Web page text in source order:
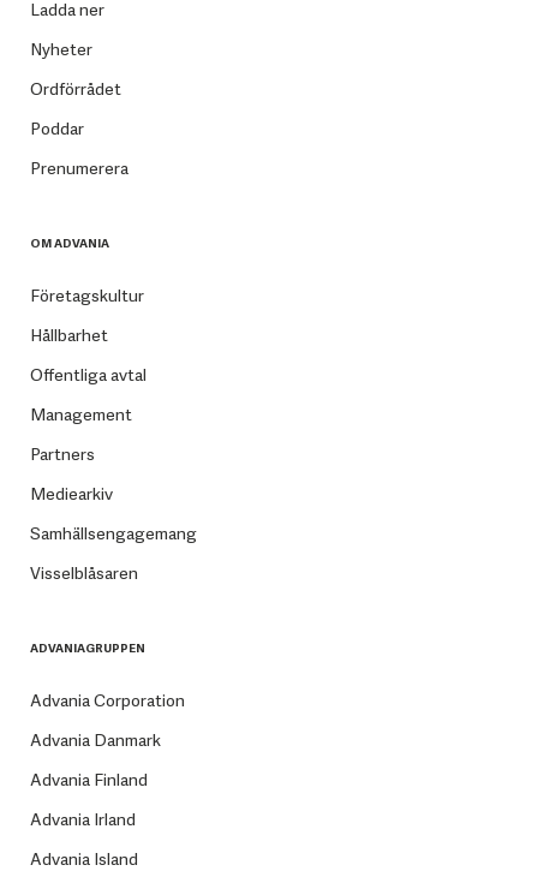
Ladda ner
Nyheter
Ordförrådet
Poddar
Prenumerera
OM ADVANIA
Företagskultur
Hållbarhet
Offentliga avtal
Management
Partners
Mediearkiv
Samhällsengagemang
Visselblåsaren
ADVANIAGRUPPEN
Advania Corporation
Advania Danmark
Advania Finland
Advania Irland
Advania Island